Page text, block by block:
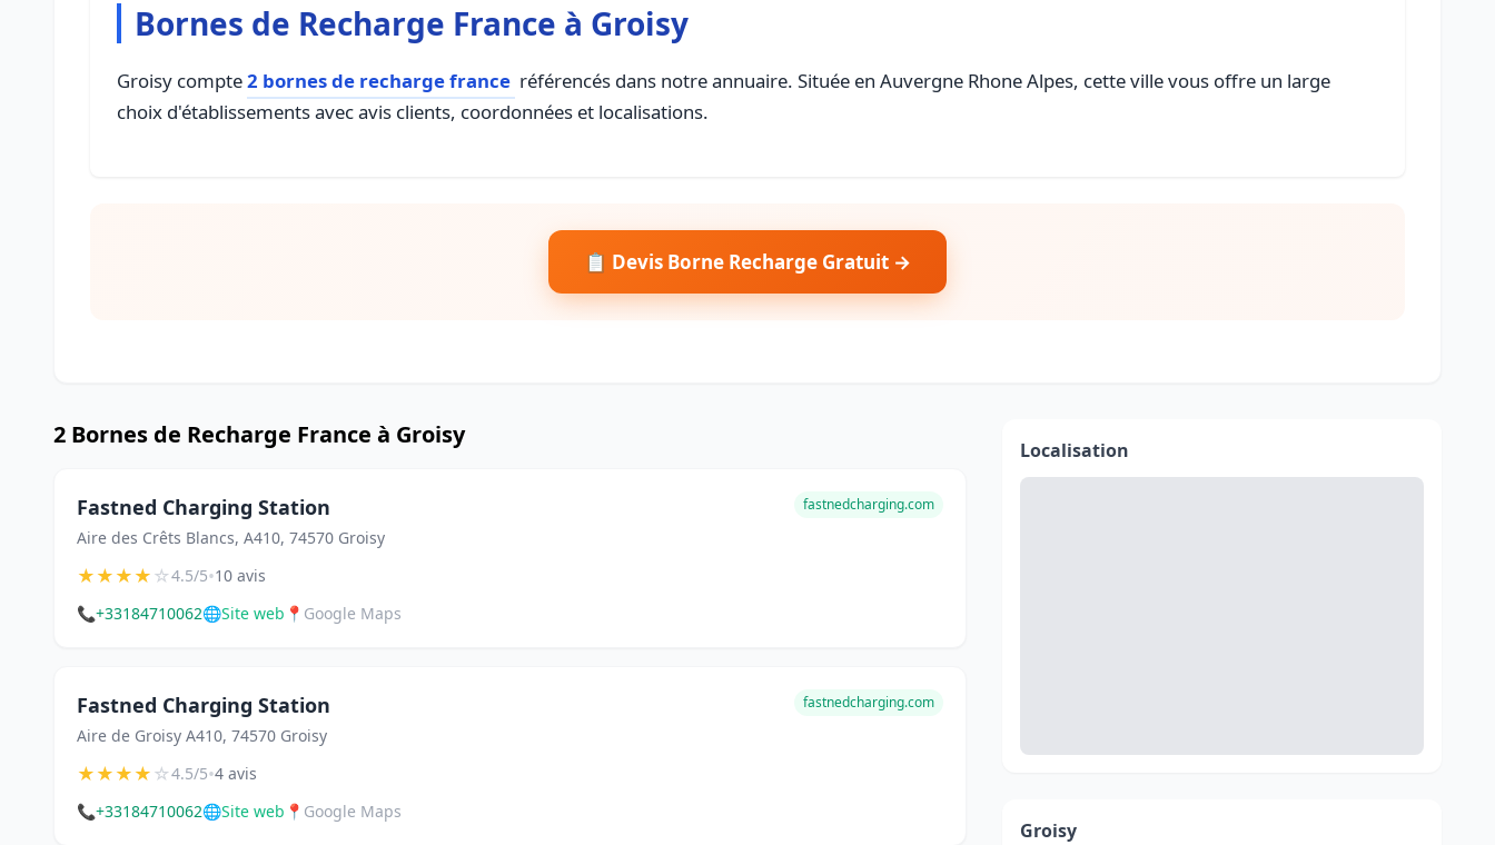
Bornes de Recharge France à Groisy
Groisy compte2 bornes de recharge france référencés dans notre annuaire. Située en Auvergne Rhone Alpes, cette ville vous offre un large
choix d'établissements avec avis clients, coordonnées et localisations.
📋 Devis Borne Recharge Gratuit →
2 Bornes de Recharge France à Groisy
Fastned Charging Station
Aire des Crêts Blancs, A410, 74570 Groisy
fastnedcharging.com
★★★★☆4.5/5•10 avis
📞+33184710062🌐Site web 📍 Google Maps
Fastned Charging Station
Aire de Groisy A410, 74570 Groisy
fastnedcharging.com
★★★★☆4.5/5•4 avis
📞+33184710062🌐Site web 📍 Google Maps
Localisation
Groisy